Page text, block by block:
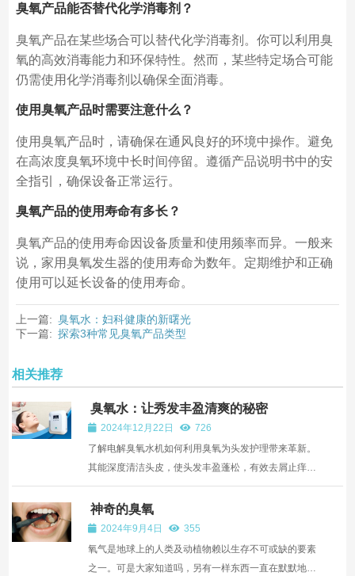
臭氧产品能否替代化学消毒剂？
臭氧产品在某些场合可以替代化学消毒剂。你可以利用臭
氧的高效消毒能力和环保特性。然而，某些特定场合可能
仍需使用化学消毒剂以确保全面消毒。
使用臭氧产品时需要注意什么？
使用臭氧产品时，请确保在通风良好的环境中操作。避免
在高浓度臭氧环境中长时间停留。遵循产品说明书中的安
全指引，确保设备正常运行。
臭氧产品的使用寿命有多长？
臭氧产品的使用寿命因设备质量和使用频率而异。一般来
说，家用臭氧发生器的使用寿命为数年。定期维护和正确
使用可以延长设备的使用寿命。
上一篇: 臭氧水：妇科健康的新曙光
下一篇: 探索3种常见臭氧产品类型
相关推荐
臭氧水：让秀发丰盈清爽的秘密
2024年12月22日
726
了解电解臭氧水机如何利用臭氧为头发护理带来革新。
其能深度清洁头皮，使头发丰盈蓬松，有效去屑止痒，
平衡头皮油脂，舒缓脂溢性皮炎等症状，为头发与头皮
健康提供天然有效解决方案。
神奇的臭氧
2024年9月4日
355
氧气是地球上的人类及动植物赖以生存不可或缺的要素
之一。可是大家知道吗，另有一样东西一直在默默地为